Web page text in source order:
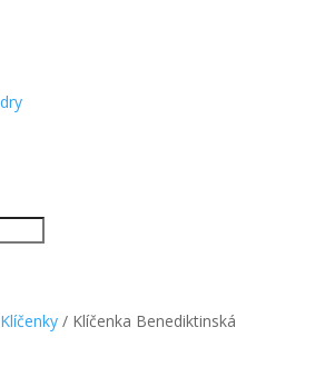
Klíčenky/ Klíčenka Benediktinská